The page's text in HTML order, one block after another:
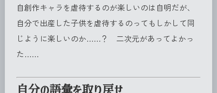
自創作キャラを虐待するのが楽しいのは自明だが、
自分で出産した子供を虐待するのってもしかして同
じように楽しいのか……？ 二次元があってよかっ
た……
自分の語彙を取り戻せ